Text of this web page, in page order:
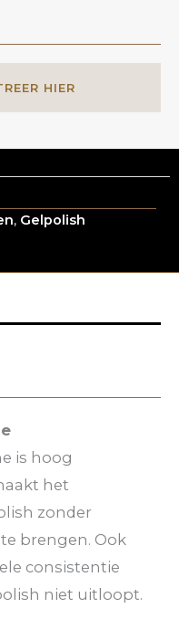
HIER
, Gelpolish
is hoog
het
zonder
brengen. Ook
consistentie
niet uitloopt.